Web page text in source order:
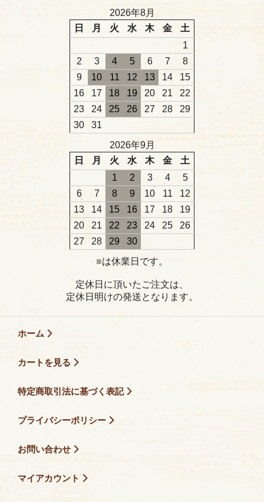
2026年8月
日
月 火 水 木 金
土
1
2
3 4 5 6 7
8
9
10 11 12 13 14
15
16
17 18 19 20 21
22
23
24 25 26 27 28
29
30
31
2026年9月
日
月 火 水 木 金
土
1
2 3 4
5
6
7 8 9 10 11
12
13
14 15 16 17 18
19
20
21 22 23 24 25
26
27
28 29
30
■は休業日です。
定休日に頂いたご注文は、
定休日明けの発送となります。
ホーム
カートを見る
特定商取引法に基づく表記
プライバシーポリシー
お問い合わせ
マイアカウント